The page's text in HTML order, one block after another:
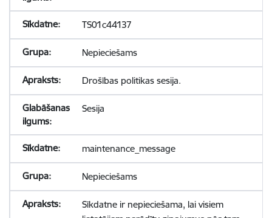
TS01c44137
Nepieciešams
Drošības politikas sesija.
Sesija
maintenance_message
Nepieciešams
Sīkdatne ir nepieciešama, lai visiem